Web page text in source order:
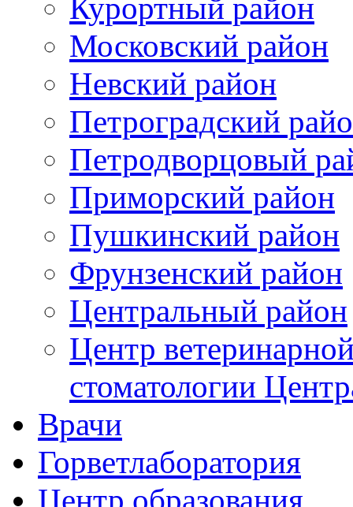
Курортный район
Московский район
Невский район
Петроградский
Петродворцовый
Приморский район
Пушкинский район
Фрунзенский район
Цeнтральный район
Центр
стоматологии
Врачи
Горветлаборатория